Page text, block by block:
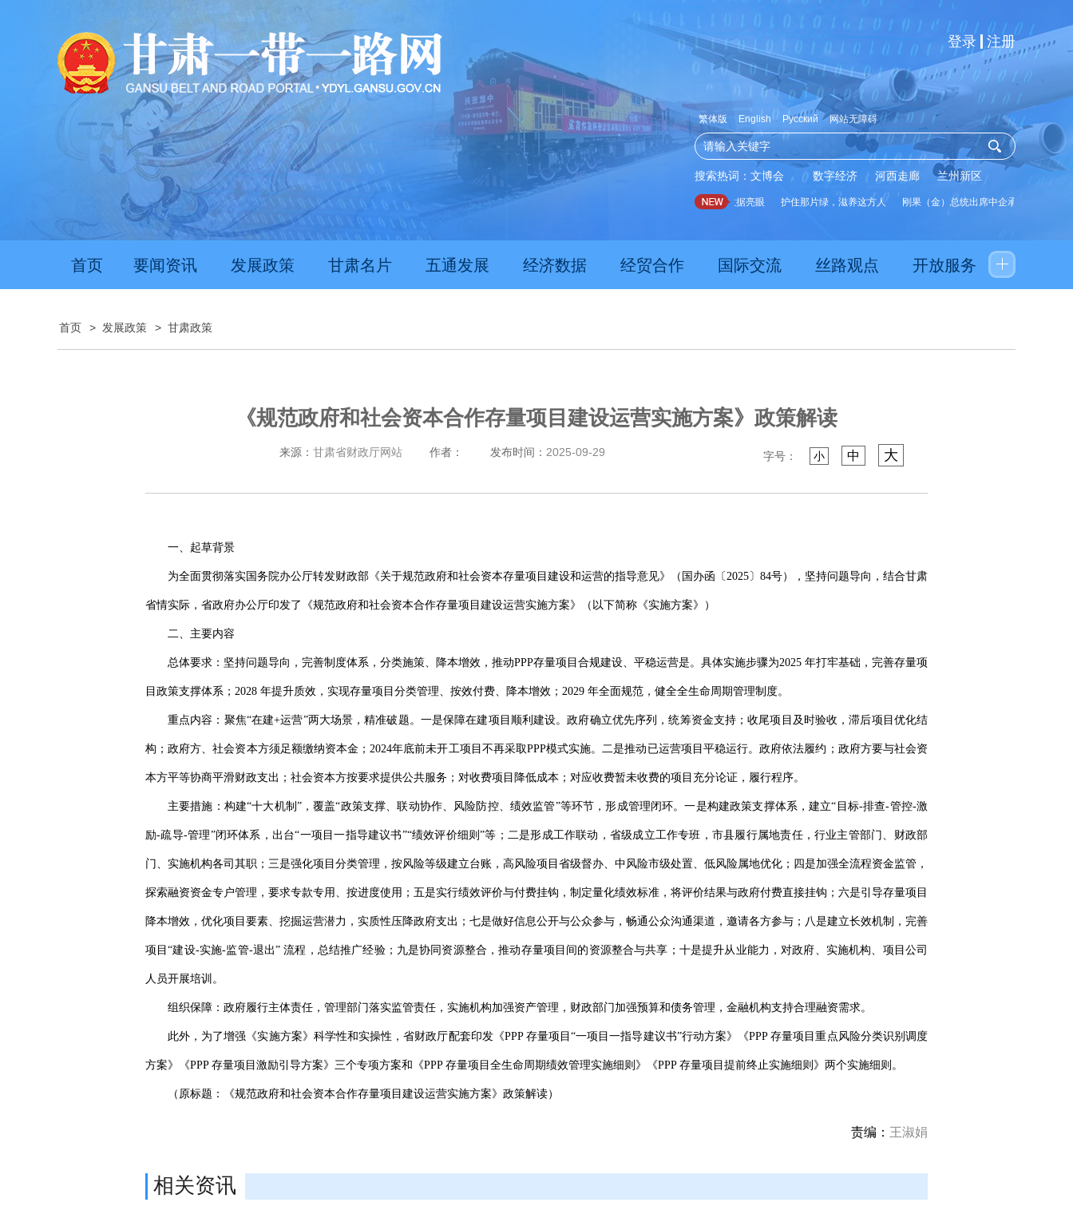
登录 注册
繁体版 English Русский 网站无障碍
搜索热词： 文博会 数字经济 河西走廊 兰州新区
推动经济持续向新向优向好发展 甘肃上半年新质生产力发展数据亮眼 护住那片绿，滋养这方人 刚果（金）总统出席中企承建水厂启用仪式
首页 要闻资讯 发展政策 甘肃名片 五通发展 经济数据 经贸合作 国际交流 丝路观点 开放服务
首页 > 发展政策 > 甘肃政策
《规范政府和社会资本合作存量项目建设运营实施方案》政策解读
来源： 甘肃省财政厅网站 作者： 发布时间： 2025-09-29 字号： 小 中 大
一、起草背景
为全面贯彻落实国务院办公厅转发财政部《关于规范政府和社会资本存量项目建设和运营的指导意见》（国办函〔2025〕84号），坚持问题导向，结合甘肃
省情实际，省政府办公厅印发了《规范政府和社会资本合作存量项目建设运营实施方案》（以下简称《实施方案》）
二、主要内容
总体要求： 坚持问题导向，完善制度体系，分类施策、降本增效，推动PPP存量项目合规建设、平稳运营是。具体实施步骤为2025 年打牢基础，完善存量项
目政策支撑体系；2028 年提升质效，实现存量项目分类管理、按效付费、降本增效；2029 年全面规范，健全全生命周期管理制度。
重点内容： 聚焦“在建+运营”两大场景，精准破题。一是保障在建项目顺利建设。政府确立优先序列，统筹资金支持；收尾项目及时验收，滞后项目优化结
构；政府方、社会资本方须足额缴纳资本金；2024年底前未开工项目不再采取PPP模式实施。二是推动已运营项目平稳运行。政府依法履约；政府方要与社会资
本方平等协商平滑财政支出；社会资本方按要求提供公共服务；对收费项目降低成本；对应收费暂未收费的项目充分论证，履行程序。
主要措施： 构建“十大机制”，覆盖“政策支撑、联动协作、风险防控、绩效监管”等环节，形成管理闭环。一是构建政策支撑体系，建立“目标-排查-管控-激
励-疏导-管理”闭环体系，出台“一项目一指导建议书”“绩效评价细则”等；二是形成工作联动，省级成立工作专班，市县履行属地责任，行业主管部门、财政部
门、实施机构各司其职；三是强化项目分类管理，按风险等级建立台账，高风险项目省级督办、中风险市级处置、低风险属地优化；四是加强全流程资金监管，
探索融资资金专户管理，要求专款专用、按进度使用；五是实行绩效评价与付费挂钩，制定量化绩效标准，将评价结果与政府付费直接挂钩；六是引导存量项目
降本增效，优化项目要素、挖掘运营潜力，实质性压降政府支出；七是做好信息公开与公众参与，畅通公众沟通渠道，邀请各方参与；八是建立长效机制，完善
项目“建设-实施-监管-退出” 流程，总结推广经验；九是协同资源整合，推动存量项目间的资源整合与共享；十是提升从业能力，对政府、实施机构、项目公司
人员开展培训。
组织保障： 政府履行主体责任，管理部门落实监管责任，实施机构加强资产管理，财政部门加强预算和债务管理，金融机构支持合理融资需求。
此外，为了增强《实施方案》科学性和实操性，省财政厅配套印发《PPP 存量项目“一项目一指导建议书”行动方案》《PPP 存量项目重点风险分类识别调度
方案》《PPP 存量项目激励引导方案》三个专项方案和《PPP 存量项目全生命周期绩效管理实施细则》《PPP 存量项目提前终止实施细则》两个实施细则。
（原标题：《规范政府和社会资本合作存量项目建设运营实施方案》政策解读）
责编： 王淑娟
相关资讯